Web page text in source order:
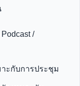
/
าะกับการประชุม